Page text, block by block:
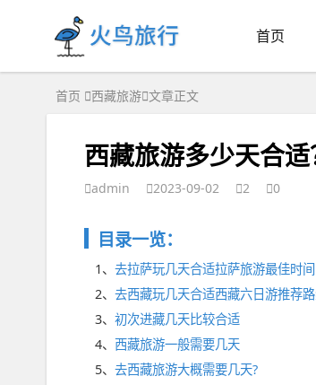
首页
首页 西藏旅游 文章正文
西藏旅游多少天合
admin 2023-09-02 2 0
目录一览：
1、 去拉萨玩几天合适拉萨旅游最佳时间
2、 去西藏玩几天合适西藏六日游推荐
3、 初次进藏几天比较合适
4、 西藏旅游一般需要几天
5、 去西藏旅游大概需要几天?